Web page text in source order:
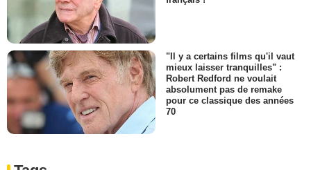
"Il y a certains films qu'il vaut
mieux laisser tranquilles" :
Robert Redford ne voulait
absolument pas de remake
pour ce classique des années
70